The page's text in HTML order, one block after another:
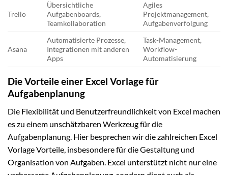
Trello
Übersichtliche
Aufgabenboards,
Teamkollaboration
Agiles
Projektmanagement,
Aufgabenverfolgung
Asana
Automatisierte Prozesse,
Integrationen mit anderen
Apps
Task-Management,
Workflow-
Automatisierung
Die Vorteile einer Excel Vorlage für
Aufgabenplanung
Die Flexibilität und Benutzerfreundlichkeit von Excel machen
es zu einem unschätzbaren Werkzeug für die
Aufgabenplanung. Hier besprechen wir die zahlreichen Excel
Vorlage Vorteile, insbesondere für die Gestaltung und
Organisation von Aufgaben. Excel unterstützt nicht nur eine